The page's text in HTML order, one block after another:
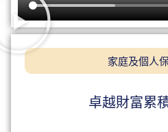
家庭及個人
卓越財富累